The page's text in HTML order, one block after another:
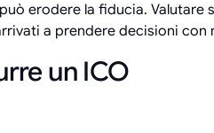
erodere la fiducia. Valutare
a prendere decisioni con
un ICO